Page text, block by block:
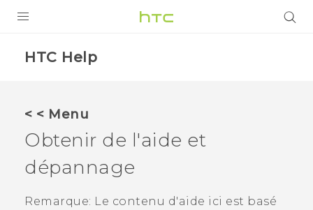
VIVERSE
HTC Help
< < Menu
Obtenir de l'aide et
dépannage
Remarque: Le contenu d'aide ici est basé